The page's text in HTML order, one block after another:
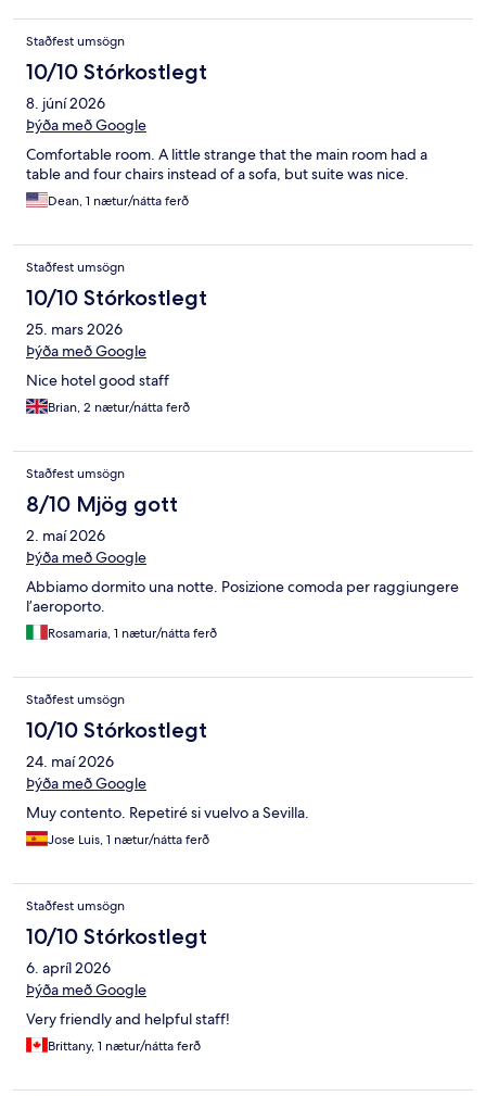
Staðfest umsögn
10/10 Stórkostlegt
8. júní 2026
Þýða með Google
Comfortable room. A little strange that the main room had a
table and four chairs instead of a sofa, but suite was nice.
Dean, 1 nætur/nátta ferð
Staðfest umsögn
10/10 Stórkostlegt
25. mars 2026
Þýða með Google
Nice hotel good staff
Brian, 2 nætur/nátta ferð
Staðfest umsögn
8/10 Mjög gott
2. maí 2026
Þýða með Google
Abbiamo dormito una notte. Posizione comoda per raggiungere
l’aeroporto.
Rosamaria, 1 nætur/nátta ferð
Staðfest umsögn
10/10 Stórkostlegt
24. maí 2026
Þýða með Google
Muy contento. Repetiré si vuelvo a Sevilla.
Jose Luis, 1 nætur/nátta ferð
Staðfest umsögn
10/10 Stórkostlegt
6. apríl 2026
Þýða með Google
Very friendly and helpful staff!
Brittany, 1 nætur/nátta ferð